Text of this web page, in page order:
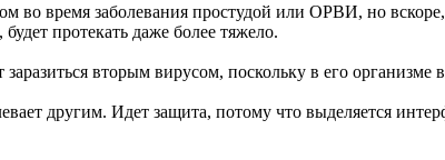
во время заболевания простудой или ОРВИ, но
протекать даже более тяжело.
вторым вирусом, поскольку в его организме
другим. Идет защита, потому что выделяется